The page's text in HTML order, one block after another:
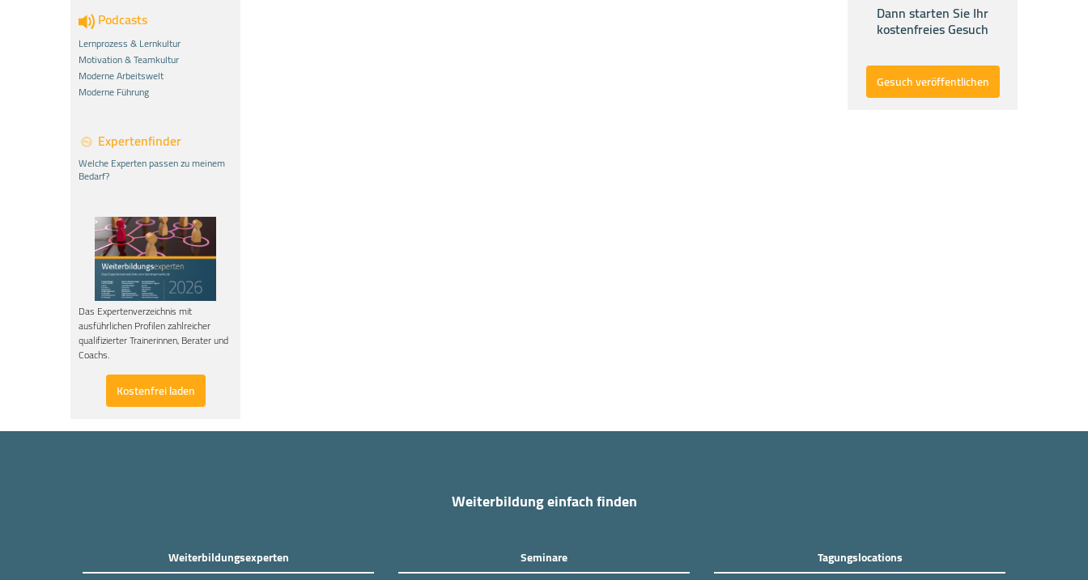
Podcasts
Lernprozess & Lernkultur
Motivation & Teamkultur
Moderne Arbeitswelt
Moderne Führung
Expertenfinder
Welche Experten passen zu meinem
Bedarf?
Das Expertenverzeichnis mit
ausführlichen Profilen zahlreicher
qualifizierter Trainerinnen, Berater und
Coachs.
Kostenfrei laden
Dann starten Sie Ihr
kostenfreies Gesuch
Gesuch veröffentlichen
Weiterbildung einfach finden
Weiterbildungsexperten
Seminare
Tagungslocations